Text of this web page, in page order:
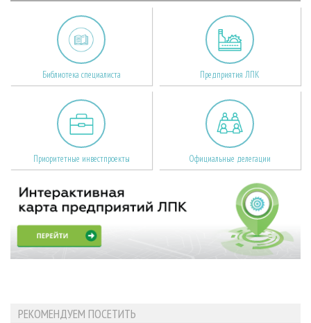
Библиотека специалиста Предприятия ЛПК
Приоритетные инвестпроекты Официальные делегации
РЕКОМЕНДУЕМ ПОСЕТИТЬ